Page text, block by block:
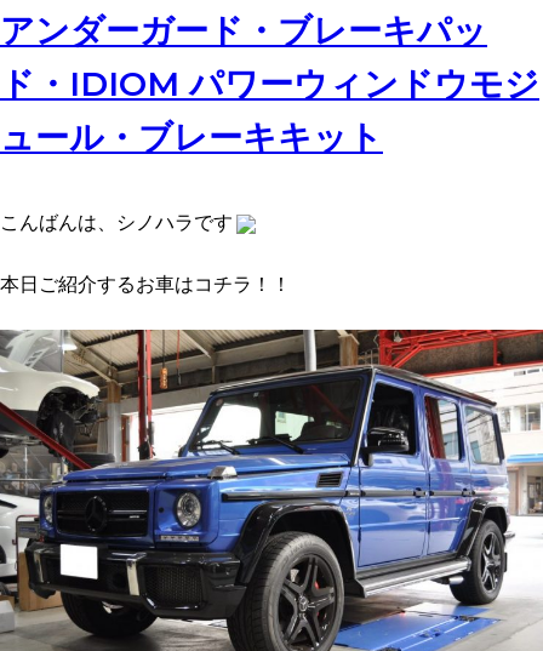
アンダーガード・ブレーキパッ
ド・IDIOM パワーウィンドウモジ
ュール・ブレーキキット
こんばんは、シノハラです
本日ご紹介するお車はコチラ！！